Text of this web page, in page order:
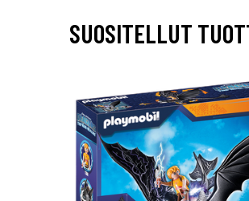
SUOSITELLUT